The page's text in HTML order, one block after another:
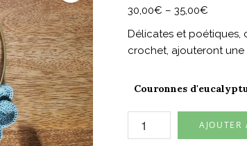
30,00€ –35,00€
Délicates et poétiques,
crochet, ajouteront
Couronnes
AJOUTER